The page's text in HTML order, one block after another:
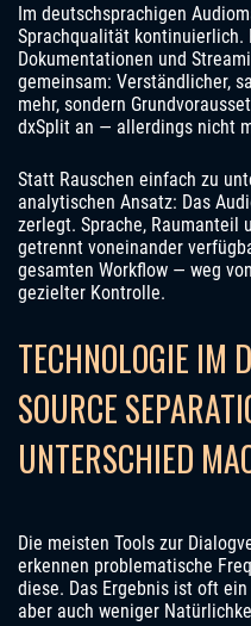
Im deutschsprachigen
Sprachqualität kontinuierlich.
Dokumentationen und
gemeinsam: Verständlicher,
mehr, sondern
dxSplit an — allerdings nicht
Statt Rauschen einfach zu
analytischen Ansatz: Das
zerlegt. Sprache, Raumanteil
getrennt voneinander
gesamten Workflow — weg
gezielter Kontrolle.
TECHNOLOGIE IM
SOURCE
UNTERSCHIED
Die meisten Tools zur
erkennen problematische
diese. Das Ergebnis ist oft
aber auch weniger